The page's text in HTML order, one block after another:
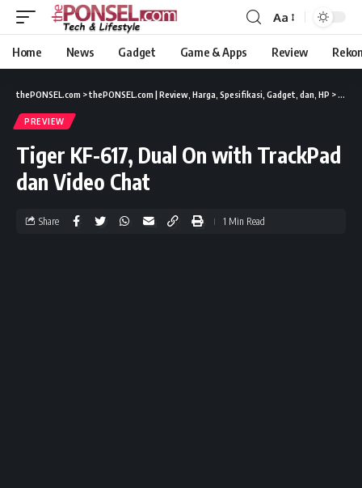
Aa
Home News Gadget Game & Apps Review
thePONSEL.com >thePONSEL.com | Review, Harga, Spesifikasi, Gadget, dan, HP >
PREVIEW
Tiger KF-617, Dual On with TrackPad
dan Video Chat
Share 1 Min Read